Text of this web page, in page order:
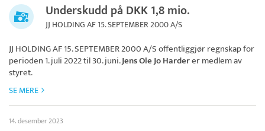
Underskudd på DKK 1,8 mio.
JJ HOLDING AF 15. SEPTEMBER 2000 A/S
JJ HOLDING AF 15. SEPTEMBER 2000 A/Soffentliggjør regnskap for
perioden 1. juli 2022 til 30. juni.Jens Ole Jo Harderer medlem av
styret.
SE MERE
14. desember 2023